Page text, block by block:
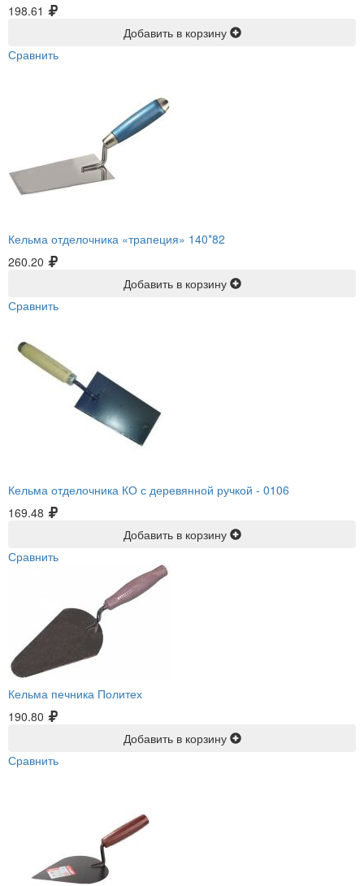
198.61
Добавить в корзину
Сравнить
Кельма отделочника «трапеция» 140*82
260.20
Добавить в корзину
Сравнить
Кельма отделочника КО с деревянной ручкой - 0106
169.48
Добавить в корзину
Сравнить
Кельма печника Политех
190.80
Добавить в корзину
Сравнить